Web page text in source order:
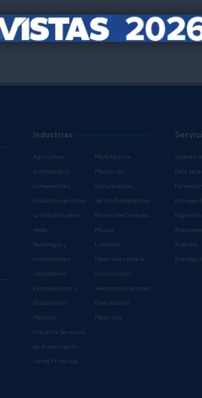
Industrias
Agricultura
Automoción y
componentes
Productos químicos
La industria de la
moda
Tecnología y
componentes
Laboratorios
Farmacéuticos y
Dispositivos
Médicos
Industria Servicios
de Alimentación
Venta Minorista
Manufactura
Medios de
comunicación,
Sellos Discográficos
Bienes de Consumo
Música
Licencias
Materiales para la
construcción
Telecomunicaciones
Distribución
Mayorista
Soporte
Data
Entrega
Pagos
Análisis
Entrega